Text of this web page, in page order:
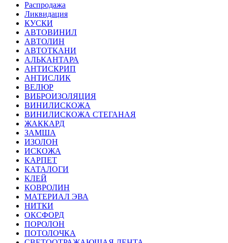
Распродажа
Ликвидация
КУСКИ
АВТОВИНИЛ
АВТОЛИН
АВТОТКАНИ
АЛЬКАНТАРА
АНТИСКРИП
АНТИСЛИК
ВЕЛЮР
ВИБРОИЗОЛЯЦИЯ
ВИНИЛИСКОЖА
ВИНИЛИСКОЖА СТЕГАНАЯ
ЖАККАРД
ЗАМША
ИЗОЛОН
ИСКОЖА
КАРПЕТ
КАТАЛОГИ
КЛЕЙ
КОВРОЛИН
МАТЕРИАЛ ЭВА
НИТКИ
ОКСФОРД
ПОРОЛОН
ПОТОЛОЧКА